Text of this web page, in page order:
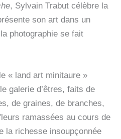
, Sylvain Trabut célèbre la
son art dans un
photographie se fait
« land art minitaure »
galerie d’êtres, faits de
de graines, de branches,
ramassées au cours de
la richesse insoupçonnée